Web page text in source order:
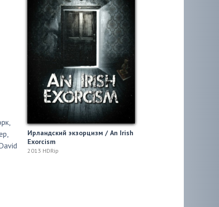
,
,
Ирландский экзорцизм / An Irish
Exorcism
2013 HDRip